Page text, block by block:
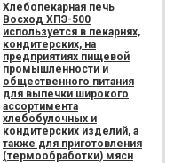
Хлебопекарная печь
Восход ХПЭ-500
используется в пекарнях,
кондитерских, на
предприятиях пищевой
промышленности и
общественного питания
для выпечки широкого
ассортимента
хлебобулочных и
кондитерских изделий, а
также для приготовления
(термообработки) мясн